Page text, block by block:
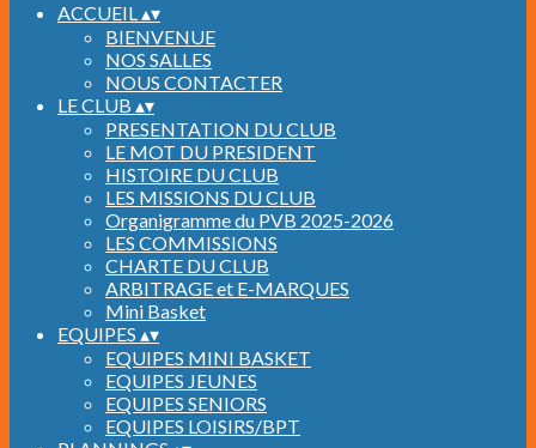
ACCUEIL▴▾
BIENVENUE
NOS SALLES
NOUS CONTACTER
LE CLUB ▴▾
PRESENTATION DU CLUB
LE MOT DU PRESIDENT
HISTOIRE DU CLUB
LES MISSIONS DU CLUB
Organigramme du PVB 2025-2026
LES COMMISSIONS
CHARTE DU CLUB
ARBITRAGE et E-MARQUES
Mini Basket
EQUIPES ▴▾
EQUIPES MINI BASKET
EQUIPES JEUNES
EQUIPES SENIORS
EQUIPES LOISIRS/BPT